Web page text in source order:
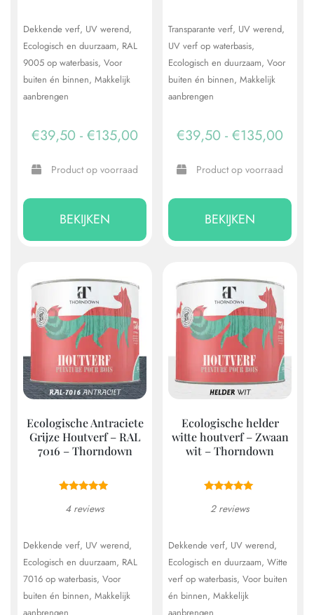
Dekkende verf UV werend
Ecologisch en duurzaam RAL
9005 op waterbasis Voor
buiten én binnen Makkelijk
aanbrengen
€39,50 - €135,00 Prijsklasse:
€135,00
Product op voorraad
BEKIJKEN
product
meerdere
gekozen
op
productpagina
Transparante verf UV werend
UV verf op waterbasis
Ecologisch en duurzaam Voor
buiten én binnen Makkelijk
aanbrengen
€39,50 - €135,00
Product op voorraad
BEKIJKEN
op
Ecologische Antraciete
Grijze Houtverf – RAL
7016 – Thorndown
4 reviews
Dekkende verf UV werend
Ecologisch en duurzaam RAL
7016 op waterbasis Voor
buiten én binnen Makkelijk
Ecologische helder
witte houtverf – Zwaan
wit – Thorndown
2 reviews
Dekkende verf UV werend
Ecologisch en duurzaam Witte
verf op waterbasis Voor buiten
én binnen Makkelijk